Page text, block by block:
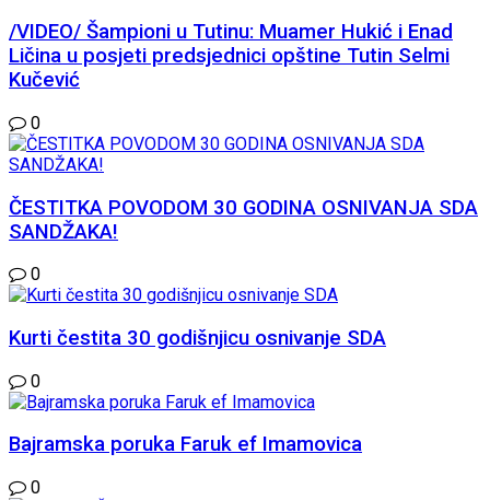
/VIDEO/ Šampioni u Tutinu: Muamer Hukić i Enad
Ličina u posjeti predsjednici opštine Tutin Selmi
Kučević
0
ČESTITKA POVODOM 30 GODINA OSNIVANJA SDA
SANDŽAKA!
0
Kurti čestita 30 godišnjicu osnivanje SDA
0
Bajramska poruka Faruk ef Imamovica
0